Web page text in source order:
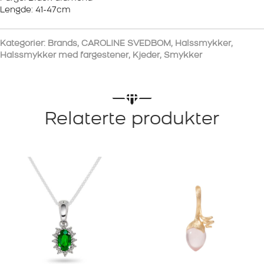
Lengde: 41-47cm
Kategorier: Brands, CAROLINE SVEDBOM, Halssmykker,
Halssmykker med fargestener, Kjeder, Smykker
Relaterte produkter